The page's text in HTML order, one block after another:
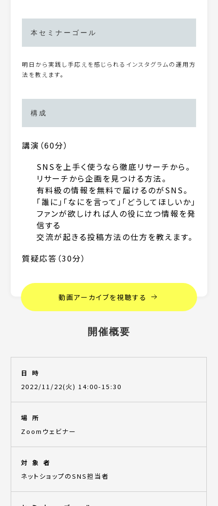
本セミナーゴール
明日から実践し手応えを感じられるインスタグラムの運用方
法を教えます。
構成
講演（60分）
SNSを上手く使うなら徹底リサーチから。
リサーチから企画を見つける方法。
有料級の情報を無料で届けるのがSNS。
「誰に」「なにを言って」「どうしてほしいか」
ファンが欲しければ人の役に立つ情報を発
信する
交流が起きる投稿方法の仕方を教えます。
質疑応答（30分）
動画アーカイブを視聴する
開催概要
日時
2022/11/22(火) 14:00-15:30
場所
Zoomウェビナー
対象者
ネットショップのSNS担当者